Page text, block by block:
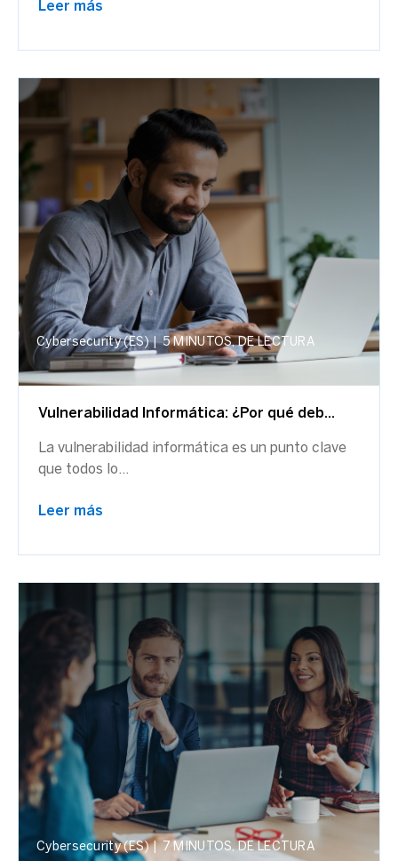
Leer más
Cybersecurity (ES) | 5 MINUTOS, DE LECTURA
Vulnerabilidad Informática: ¿Por qué deb...
La vulnerabilidad informática es un punto clave
que todos lo...
Leer más
Cybersecurity (ES) | 7 MINUTOS, DE LECTURA